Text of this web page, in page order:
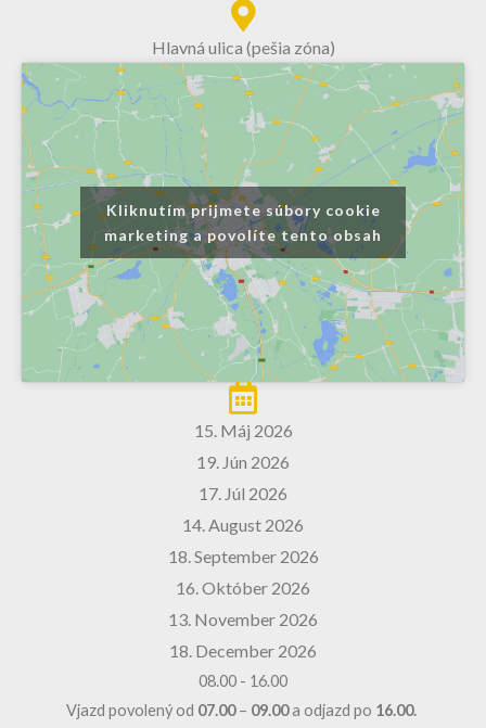
Hlavná ulica (pešia zóna)
Kliknutím prijmete súbory cookie
marketing a povolíte tento obsah
15. Máj 2026
19. Jún 2026
17. Júl 2026
14. August 2026
18. September 2026
16. Október 2026
13. November 2026
18. December 2026
08.00 - 16.00
Vjazd povolený od 07.00– 09.00a odjazd po 16.00.